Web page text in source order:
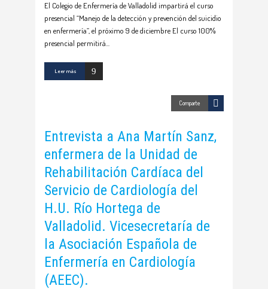
El Colegio de Enfermería de Valladolid impartirá el curso
presencial “Manejo de la detección y prevención del suicidio
en enfermería”, el próximo 9 de diciembre El curso 100%
presencial permitirá
Leer más
Comparte
Entrevista a Ana Martín Sanz,
enfermera de la Unidad de
Rehabilitación Cardíaca del
Servicio de Cardiología del
H.U. Río Hortega de
Valladolid. Vicesecretaría de
la Asociación Española de
Enfermería en Cardiología
(AEEC).